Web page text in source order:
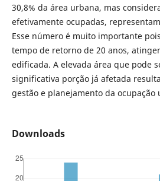
30,8% da área urbana, mas
efetivamente ocupadas,
Esse número é muito importante
tempo de retorno de 20 anos,
edificada. A elevada área que pode
significativa porção já afetada
gestão e planejamento da ocupação
Downloads